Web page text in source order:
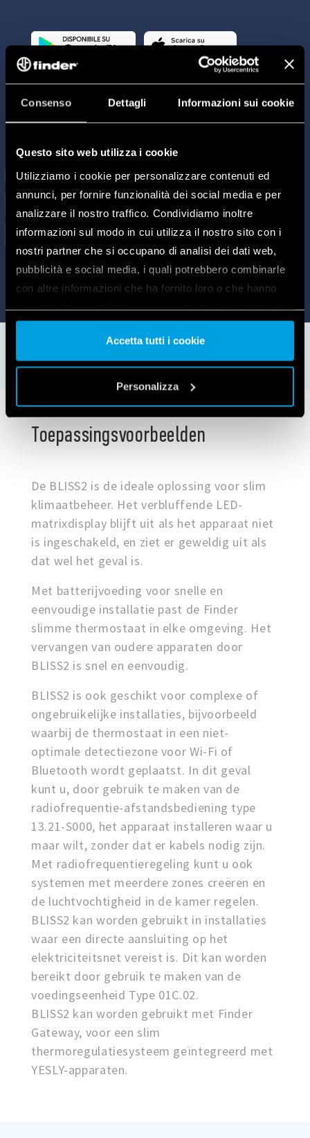
Consenso Dettagli Informazioni sui cookie
Questo sito web utilizza i cookie
Utilizziamo i cookie per personalizzare contenuti ed
annunci, per fornire funzionalità dei social media e per
analizzare il nostro traffico. Condividiamo inoltre
informazioni sul modo in cui utilizza il nostro sito con i
nostri partner che si occupano di analisi dei dati web,
pubblicità e social media, i quali potrebbero combinarle
con altre informazioni che ha fornito loro o che hanno
nostri cookie se continua ad utilizzare il nostro sito web.
Vai alla Cookie Policy completa
Accetta tutti i cookie
Personalizza
Toepassingsvoorbeelden
De BLISS2 is de ideale oplossing voor slim
klimaatbeheer. Het verbluffende LED-
matrixdisplay blijft uit als het apparaat niet
is ingeschakeld, en ziet er geweldig uit als
dat wel het geval is.
Met batterijvoeding voor snelle en
eenvoudige installatie past de Finder
slimme thermostaat in elke omgeving. Het
vervangen van oudere apparaten door
BLISS2 is snel en eenvoudig.
BLISS2 is ook geschikt voor complexe of
ongebruikelijke installaties, bijvoorbeeld
waarbij de thermostaat in een niet-
optimale detectiezone voor Wi-Fi of
Bluetooth wordt geplaatst. In dit geval
kunt u, door gebruik te maken van de
radiofrequentie-afstandsbediening type
13.21-S000, het apparaat installeren waar u
maar wilt, zonder dat er kabels nodig zijn.
Met radiofrequentieregeling kunt u ook
systemen met meerdere zones creëren en
de luchtvochtigheid in de kamer regelen.
BLISS2 kan worden gebruikt in installaties
waar een directe aansluiting op het
elektriciteitsnet vereist is. Dit kan worden
bereikt door gebruik te maken van de
voedingseenheid Type 01C.02.
BLISS2 kan worden gebruikt met Finder
Gateway, voor een slim
thermoregulatiesysteem geïntegreerd met
YESLY-apparaten.